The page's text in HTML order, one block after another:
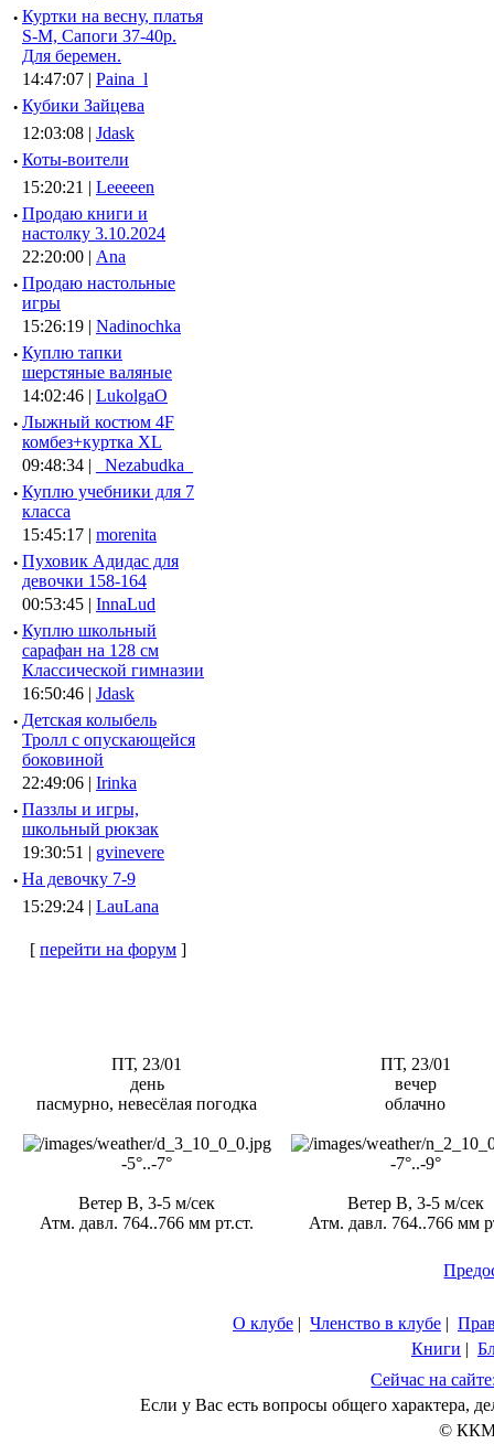
· Куртки на весну, платья
S-M, Сапоги 37-40р.
Для беремен.
14:47:07 | Paina_l
· Кубики Зайцева
12:03:08 | Jdask
· Коты-воители
15:20:21 | Leeeeen
· Продаю книги и
настолку 3.10.2024
22:20:00 | Ana
· Продаю настольные
игры
15:26:19 | Nadinochka
· Куплю тапки
шерстяные валяные
14:02:46 | LukolgaO
· Лыжный костюм 4F
комбез+куртка XL
09:48:34 |
_Nezabudka_
· Куплю учебники для 7
класса
15:45:17 | morenita
· Пуховик Адидас для
девочки 158-164
00:53:45 | InnaLud
· Куплю школьный
сарафан на 128 см
Классической гимназии
16:50:46 | Jdask
· Детская колыбель
Тролл с опускающейся
боковиной
22:49:06 | Irinka
· Паззлы и игры,
школьный рюкзак
19:30:51 | gvinevere
· Hа девочку 7-9
15:29:24 | LauLana
[ перейти на форум ]
ПТ, 23/01
день
пасмурно, невесёлая погодка
-5°..-7°
Ветер В, 3-5 м/сек
Атм. давл. 764..766 мм рт.ст.
ПТ, 23/01
вечер
облачно
-7°..-9°
Ветер В, 3-5 м/сек
Атм. давл. 764..766 мм
О клубе | Членство в клубе |
Книги |
Сейчас на
Если у Вас есть вопросы общего характера,
© ККМ